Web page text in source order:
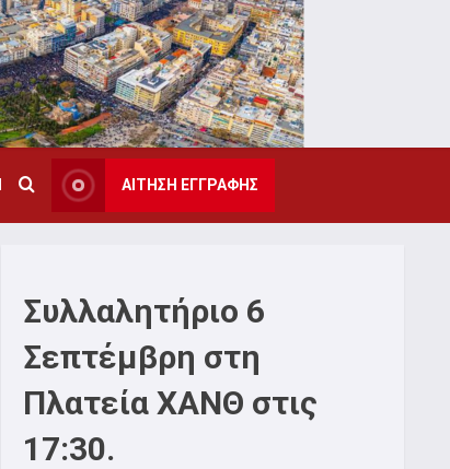
ΑΙΤΗΣΗ ΕΓΓΡΑΦΗΣ
Συλλαλητήριο 6
Σεπτέμβρη στη
Πλατεία ΧΑΝΘ στις
17:30.